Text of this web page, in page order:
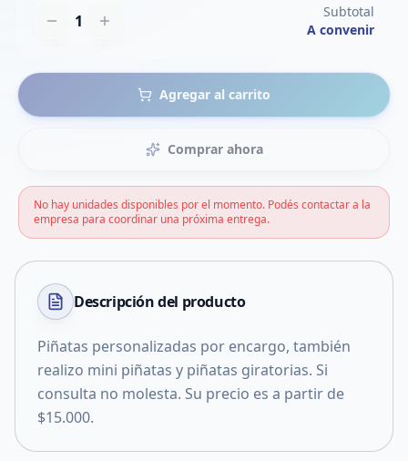
1
Subtotal
A convenir
Agregar al carrito
Comprar ahora
No hay unidades disponibles por el momento. Podés contactar a la
empresa para coordinar una próxima entrega.
Descripción del producto
Piñatas personalizadas por encargo, también
realizo mini piñatas y piñatas giratorias. Si
consulta no molesta. Su precio es a partir de
$15.000.